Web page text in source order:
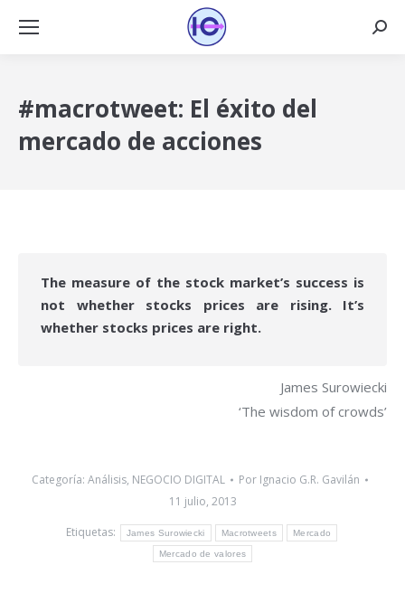
#macrotweet: El éxito del
mercado de acciones
The measure of the stock market’s success is
not whether stocks prices are rising. It’s
whether stocks prices are right.
James Surowiecki
‘The wisdom of crowds’
Categoría: Análisis, NEGOCIO DIGITAL Por Ignacio G.R. Gavilán
11 julio, 2013
Etiquetas:
James Surowiecki Macrotweets Mercado
Mercado de valores